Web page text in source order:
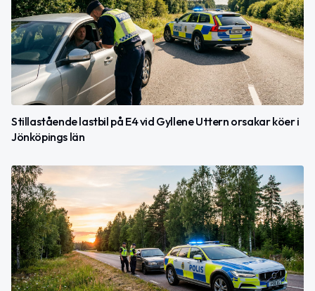
Stillastående lastbil på E4 vid Gyllene Uttern orsakar köer i
Jönköpings län